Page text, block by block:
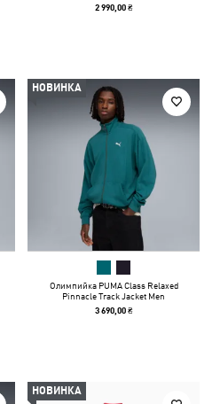
2 990,00 ₴
НОВИНКА
Олимпийка PUMA Class Relaxed
Pinnacle Track Jacket Men
3 690,00 ₴
НОВИНКА